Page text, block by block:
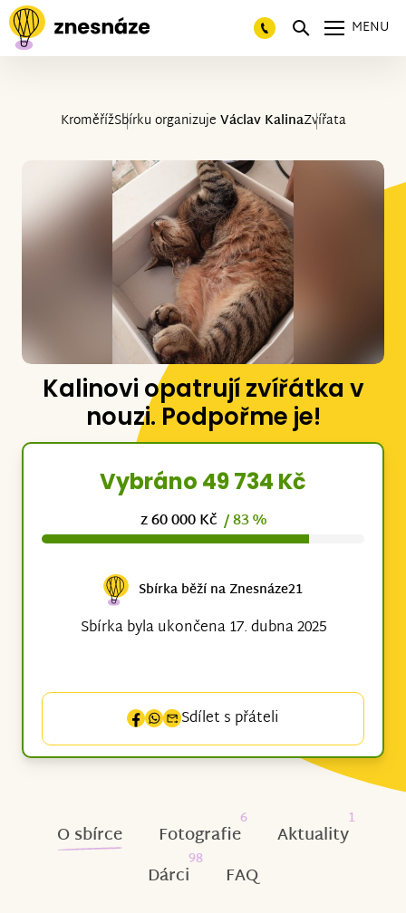
MENU
KroměřížSbírku organizuje Václav KalinaZvířata
Kalinovi opatrují zvířátka v
nouzi. Podpořme je!
Vybráno 49 734 Kč
z 60 000 Kč / 83 %
Sbírka běží na Znesnáze21
Sbírka byla ukončena 17. dubna 2025
Sdílet s přáteli
O sbírce Fotografie
6
Aktuality
1
Dárci
98
FAQ